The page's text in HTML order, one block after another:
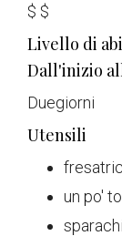
$ $
Livello di
Dall'inizio
Duegiorni
Utensili
un po'